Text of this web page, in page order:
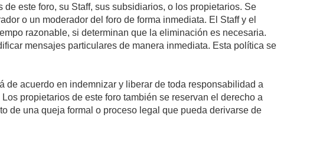
este foro, su Staff, sus subsidiarios, o los propietarios. Se
o un moderador del foro de forma inmediata. El Staff y el
razonable, si determinan que la eliminación es necesaria.
mensajes particulares de manera inmediata. Esta política se
acuerdo en indemnizar y liberar de toda responsabilidad a
propietarios de este foro también se reservan el derecho a
de una queja formal o proceso legal que pueda derivarse de